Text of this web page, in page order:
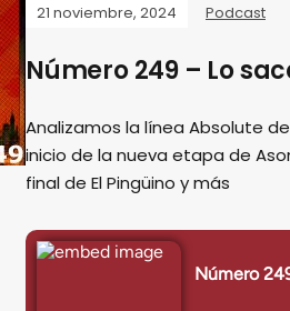
21 noviembre, 2024 Podcast
Número 249 – Lo
Analizamos la línea Absolute
inicio de la nueva etapa de
final de El Pingüino y más